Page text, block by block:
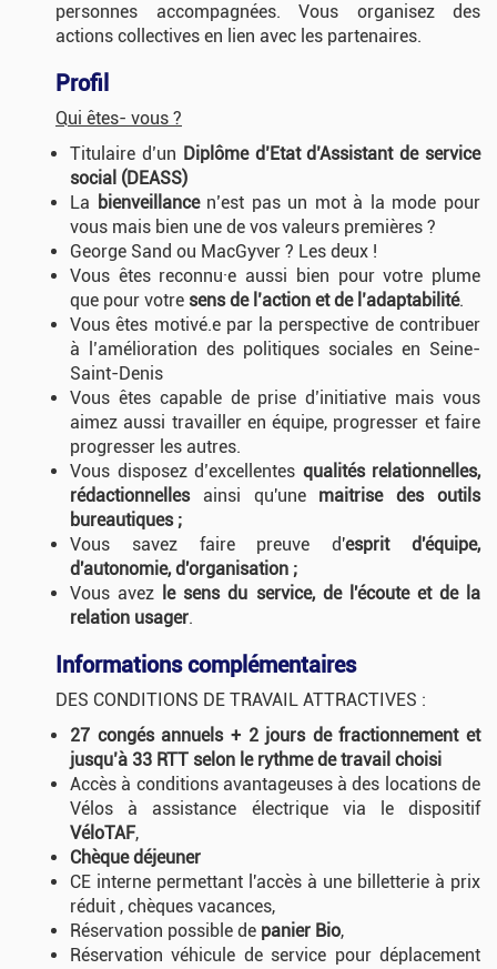
personnes accompagnées. Vous organisez des
actions collectives en lien avec les partenaires.
Profil
Qui êtes- vous ?
Titulaire d’un Diplôme d’Etat d’Assistant de service
social (DEASS)
La bienveillancen’est pas un mot à la mode pour
vous mais bien une de vos valeurs premières ?
George Sand ou MacGyver ? Les deux !
Vous êtes reconnu·e aussi bien pour votre plume
que pour votre sens de l’action et de l’adaptabilité.
Vous êtes motivé.e par la perspective de contribuer
à l’amélioration des politiques sociales en Seine-
Saint-Denis
Vous êtes capable de prise d’initiative mais vous
aimez aussi travailler en équipe, progresser et faire
progresser les autres.
Vous disposez d’excellentes qualités relationnelles,
rédactionnellesainsi qu'une maitrise des outils
bureautiques ;
Vous savez faire preuve d'esprit d'équipe,
d'autonomie, d'organisation ;
Vous avez le sens du service, de l'écoute et de la
relation usager.
Informations complémentaires
DES CONDITIONS DE TRAVAIL ATTRACTIVES :
27 congés annuels + 2 jours de fractionnement et
jusqu’à 33 RTT selon le rythme de travail choisi
Accès à conditions avantageuses à des locations de
Vélos à assistance électrique via le dispositif
VéloTAF,
Chèque déjeuner
CE interne permettant l'accès à une billetterie à prix
réduit , chèques vacances,
Réservation possible de panier Bio,
Réservation véhicule de service pour déplacement